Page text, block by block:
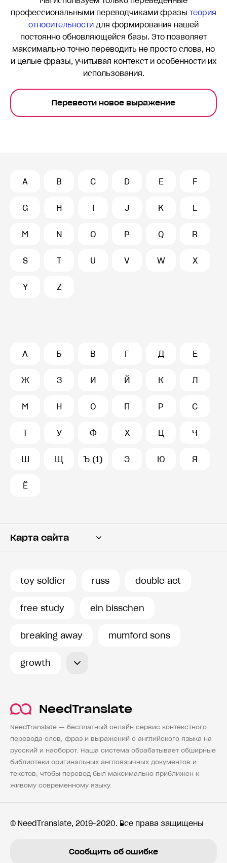
профессиональными переводчиками фразы теория
относительности для формирования нашей
постоянно обновляющейся базы. Это позволяет
максимально точно переводить не просто слова, но
и целые фразы, учитывая контекст и особенности их
использования.
Перевести новое выражение
A B C D E F
G H I J K L
M N O P Q R
S T U V W X
Y Z
А Б В Г Д Е
Ж З И Й К Л
М Н О П Р С
Т У Ф Х Ц Ч
Ш Щ Ъ (1) Э Ю Я
Ё
Карта сайта
toy soldier russ double act
free study ein bisschen
breaking away mumford sons
growth
NeedTranslate
NeedTranslate — бесплатный онлайн сервис контекстного
перевода слов, фраз и выражений с английского языка на
русский и наоборот. Наша система обрабатывает обширные
библиотеки оригинальных англоязычных документов и
текстов, чтобы перевод был максимально приближен к
живому современному языку.
© NeedTranslate, 2019-2020. Все права защищены
Сообщить об ошибке